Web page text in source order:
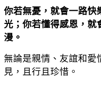
你若無憂，就會一路快
光；你若懂得感恩，就
漫。
無論是親情、友誼和愛
見，且行且珍惜。